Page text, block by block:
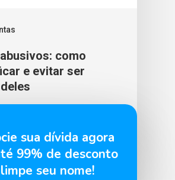
como
e evitar ser
sua dívida agora
99% de desconto
seu nome!